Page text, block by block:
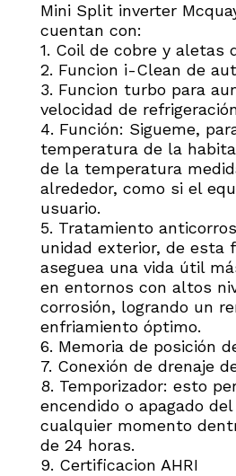
Mini Split inverter
cuentan con:
1. Coil de cobre y aletas
2. Funcion i-Clean de
3. Funcion turbo para
velocidad de
4. Función: Sigueme,
temperatura de la
de la temperatura
alrededor, como si el
usuario.
5. Tratamiento
unidad exterior, de esta
aseguea una vida útil
en entornos con altos
corrosión, logrando un
enfriamiento óptimo.
6. Memoria de posición
7. Conexión de drenaje
8. Temporizador: esto
encendido o apagado
cualquier momento
de 24 horas.
9. Certificacion AHRI